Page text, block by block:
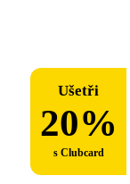
Ušetři
20%
s Clubcard